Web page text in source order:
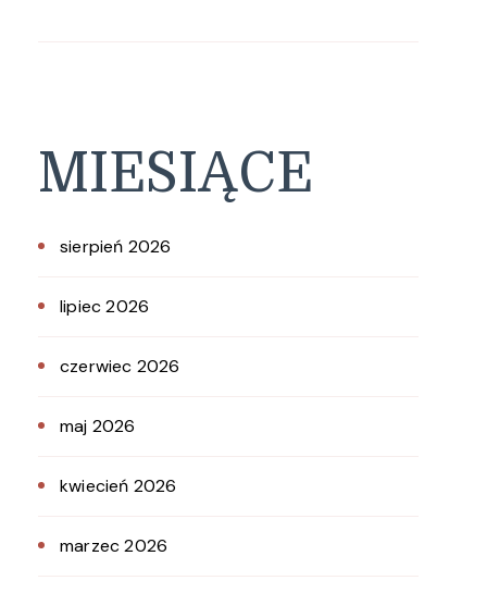
MIESIĄCE
sierpień 2026
lipiec 2026
czerwiec 2026
maj 2026
kwiecień 2026
marzec 2026